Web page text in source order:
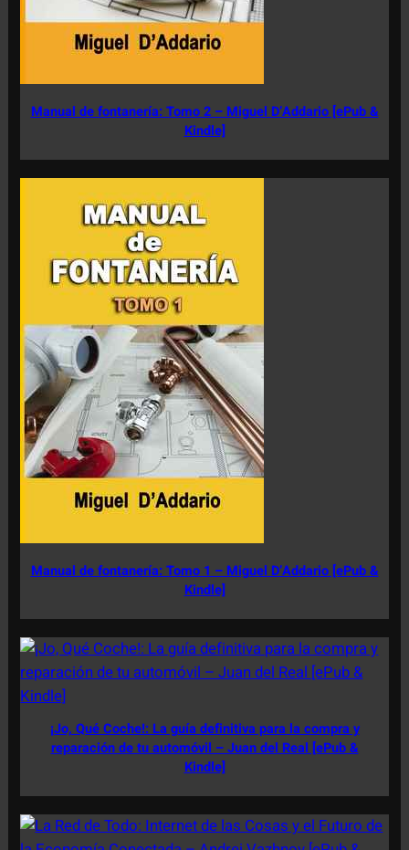
Manual de fontanería: Tomo 2 – Miguel D’Addario [ePub &
Kindle]
Manual de fontanería: Tomo 1 – Miguel D’Addario [ePub &
Kindle]
¡Jo, Qué Coche!: La guía definitiva para la compra y
reparación de tu automóvil – Juan del Real [ePub &
Kindle]